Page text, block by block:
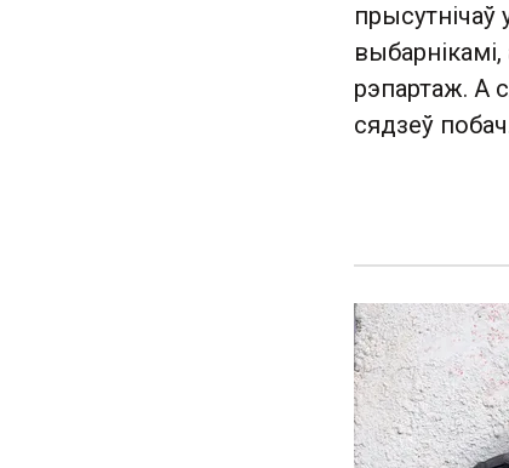
прысутнічаў
рэпартаж. А
сядзеў